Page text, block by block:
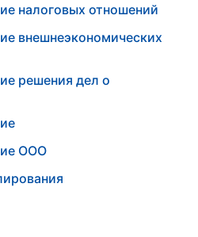
налоговых отношений
внешнеэкономических
решения дел о
ООО